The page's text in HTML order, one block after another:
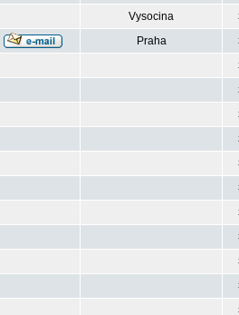
Vysocina
Praha